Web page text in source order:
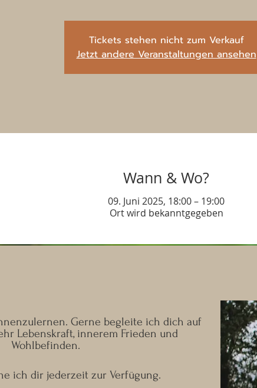
Tickets stehen nicht zum Verkauf
Jetzt andere Veranstaltungen ansehen
Wann & Wo?
09. Juni 2025, 18:00 – 19:00
Ort wird bekanntgegeben
Gerne begleite ich dich auf
Lebenskraft, innerem Frieden und
Wohlbefinden.
ich dir jederzeit zur Verfügung.